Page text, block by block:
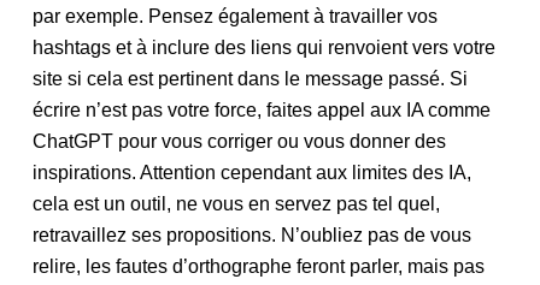
par exemple. Pensez également à travailler vos
hashtags et à inclure des liens qui renvoient vers votre
site si cela est pertinent dans le message passé. Si
écrire n’est pas votre force, faites appel aux IA comme
ChatGPT pour vous corriger ou vous donner des
inspirations. Attention cependant aux limites des IA,
cela est un outil, ne vous en servez pas tel quel,
retravaillez ses propositions. N’oubliez pas de vous
relire, les fautes d’orthographe feront parler, mais pas